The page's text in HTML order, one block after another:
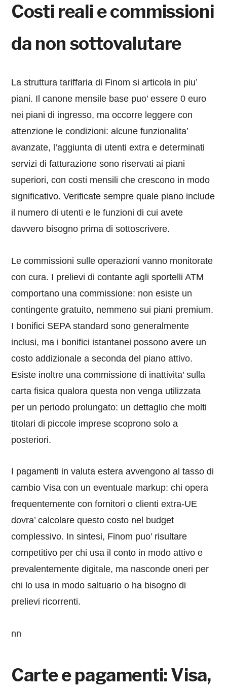
Costi reali e commissioni
da non sottovalutare
La struttura tariffaria di Finom si articola in piu’
piani. Il canone mensile base puo’ essere 0 euro
nei piani di ingresso, ma occorre leggere con
attenzione le condizioni: alcune funzionalita’
avanzate, l’aggiunta di utenti extra e determinati
servizi di fatturazione sono riservati ai piani
superiori, con costi mensili che crescono in modo
significativo. Verificate sempre quale piano include
il numero di utenti e le funzioni di cui avete
davvero bisogno prima di sottoscrivere.
Le commissioni sulle operazioni vanno monitorate
con cura. I prelievi di contante agli sportelli ATM
comportano una commissione: non esiste un
contingente gratuito, nemmeno sui piani premium.
I bonifici SEPA standard sono generalmente
inclusi, ma i bonifici istantanei possono avere un
costo addizionale a seconda del piano attivo.
Esiste inoltre una commissione di inattivita’ sulla
carta fisica qualora questa non venga utilizzata
per un periodo prolungato: un dettaglio che molti
titolari di piccole imprese scoprono solo a
posteriori.
I pagamenti in valuta estera avvengono al tasso di
cambio Visa con un eventuale markup: chi opera
frequentemente con fornitori o clienti extra-UE
dovra’ calcolare questo costo nel budget
complessivo. In sintesi, Finom puo’ risultare
competitivo per chi usa il conto in modo attivo e
prevalentemente digitale, ma nasconde oneri per
chi lo usa in modo saltuario o ha bisogno di
prelievi ricorrenti.
nn
Carte e pagamenti: Visa,